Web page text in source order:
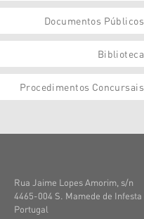
Documentos Públicos
Biblioteca
Procedimentos Concursais
Rua Jaime Lopes Amorim, s/n
4465-004 S. Mamede de Infesta
Portugal